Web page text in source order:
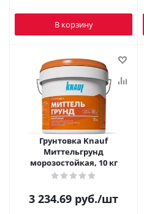
В корзину
Грунтовка Knauf
Миттельгрунд
морозостойкая, 10 кг
3 234.69 руб./шт